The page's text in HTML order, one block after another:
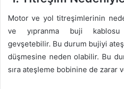
Motor ve yol titreşimlerinin
ve yıpranma buji kablosu
gevşetebilir. Bu durum bujiyi
düşmesine neden olabilir. Bu
sıra ateşleme bobinine de zarar